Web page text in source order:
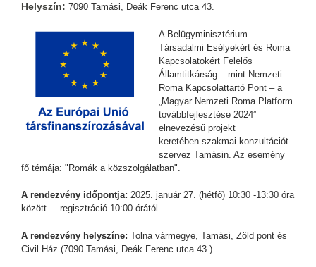
Helyszín: 7090 Tamási, Deák Ferenc utca 43.
A Belügyminisztérium
Társadalmi Esélyekért és Roma
Kapcsolatokért Felelős
Államtitkárság – mint Nemzeti
Roma Kapcsolattartó Pont – a
„Magyar Nemzeti Roma Platform
továbbfejlesztése 2024”
elnevezésű projekt
keretében szakmai konzultációt
szervez Tamásin. Az esemény
fő témája: "Romák a közszolgálatban".
A rendezvény időpontja: 2025. január 27. (hétfő) 10:30 -13:30 óra
között. – regisztráció 10:00 órától
A rendezvény helyszíne: Tolna vármegye, Tamási, Zöld pont és
Civil Ház (7090 Tamási, Deák Ferenc utca 43.)